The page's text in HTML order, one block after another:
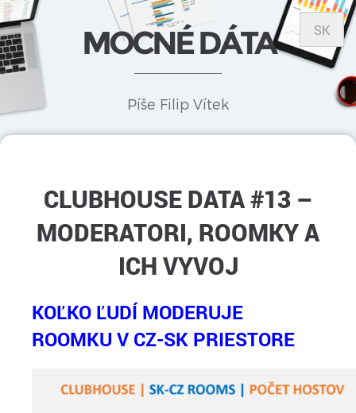
MOCNÉ DÁTA
Píše Filip Vítek
SK
CLUBHOUSE DATA #13 –
MODERATORI, ROOMKY A
ICH VYVOJ
KOĽKO ĽUDÍ MODERUJE
ROOMKU V CZ-SK PRIESTORE